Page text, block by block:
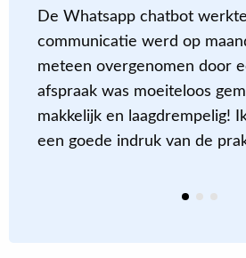
De Whatsapp chatbot
communicatie werd op
meteen overgenomen door
afspraak was moeiteloos
makkelijk en laagdrempelig!
een goede indruk van de